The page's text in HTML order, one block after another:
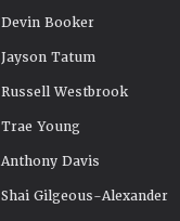
Devin Booker
Jayson Tatum
Russell Westbrook
Trae Young
Anthony Davis
Shai Gilgeous-Alexander